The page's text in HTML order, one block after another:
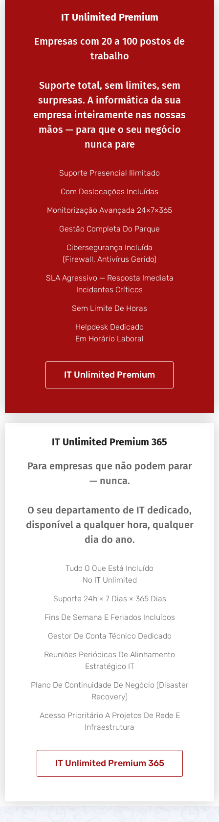
IT Unlimited Premium
Empresas com 20 a 100 postos de
trabalho
Suporte total, sem limites, sem
surpresas. A informática da sua
empresa inteiramente nas nossas
mãos — para que o seu negócio
nunca pare
Suporte Presencial Ilimitado
Com Deslocações Incluídas
Monitorização Avançada 24×7×365
Gestão Completa Do Parque
Cibersegurança Incluída
(firewall, Antivírus Gerido)
SLA Agressivo — Resposta Imediata
Incidentes Críticos
Sem Limite De Horas
Helpdesk Dedicado
Em Horário Laboral
IT Unlimited Premium
IT Unlimited Premium 365
Para empresas que não podem parar
— nunca.
O seu departamento de IT dedicado,
disponível a qualquer hora, qualquer
dia do ano.
Tudo O Que Está Incluído
No IT Unlimited
Suporte 24h × 7 Dias × 365 Dias
Fins De Semana E Feriados Incluídos
Gestor De Conta Técnico Dedicado
Reuniões Periódicas De Alinhamento
Estratégico IT
Plano De Continuidade De Negócio (Disaster
Recovery)
Acesso Prioritário A Projetos De Rede E
Infraestrutura
IT Unlimited Premium 365